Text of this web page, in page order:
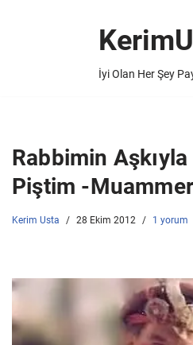
İyi Olan Her Şey
Rabbimin
Piştim -
Kerim Usta 28 Ekim 2012 1 yorum